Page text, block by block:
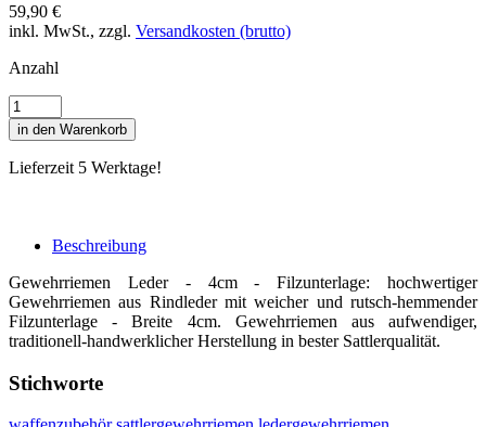
59,90 €
inkl. MwSt., zzgl. Versandkosten (brutto)
Anzahl
in den Warenkorb
Lieferzeit 5 Werktage!
Beschreibung
Gewehrriemen Leder - 4cm - Filzunterlage: hochwertiger
Gewehrriemen aus Rindleder mit weicher und rutsch-hemmender
Filzunterlage - Breite 4cm. Gewehrriemen aus aufwendiger,
traditionell-handwerklicher Herstellung in bester Sattlerqualität.
Stichworte